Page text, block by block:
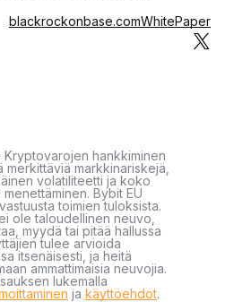
blackrockonbase.comWhitePaper
hankkiminen
markkinariskejä,
volatiliteetti ja koko
Bybit EU
toimien tuloksista.
ole taloudellinen neuvo,
myydä tai pitää hallussa
tulee arvioida
itsenäisesti, ja heitä
ammattimaisia neuvojia.
lukemalla
ja käyttöehdot.